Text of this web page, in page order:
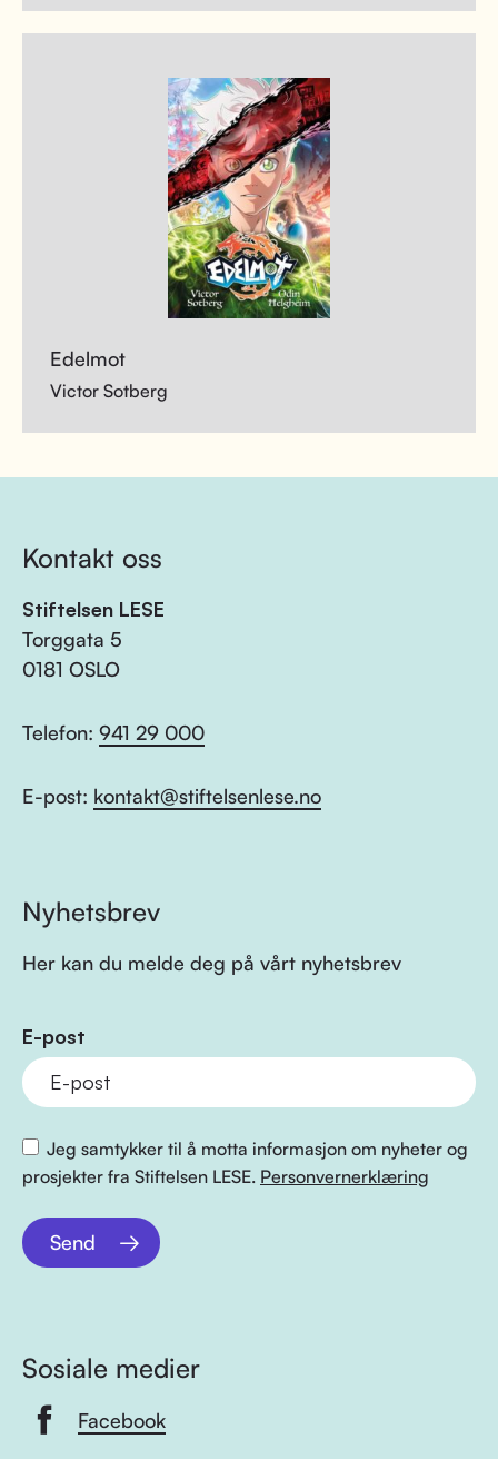
Edelmot
Victor Sotberg
Kontakt oss
Stiftelsen LESE
Torggata 5
0181 OSLO
Telefon: 941 29 000
E-post: kontakt@stiftelsenlese.no
Nyhetsbrev
Her kan du melde deg på vårt nyhetsbrev
E-post
Jeg samtykker til å motta informasjon om nyheter og
prosjekter fra Stiftelsen LESE. Personvernerklæring
Send
Sosiale medier
Facebook